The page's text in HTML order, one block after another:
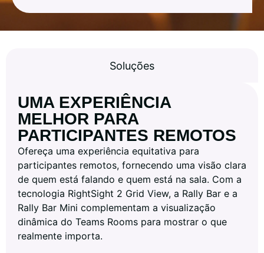
Soluções
UMA EXPERIÊNCIA
MELHOR PARA
PARTICIPANTES REMOTOS
Ofereça uma experiência equitativa para
participantes remotos, fornecendo uma visão clara
de quem está falando e quem está na sala. Com a
tecnologia RightSight 2 Grid View, a Rally Bar e a
Rally Bar Mini complementam a visualização
dinâmica do Teams Rooms para mostrar o que
realmente importa.